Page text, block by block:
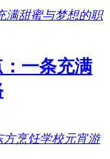
一条充满